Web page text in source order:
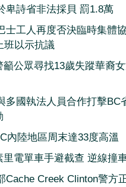
卑詩省非法採貝 罰1.8萬
士工人再度否決臨時集體
班以示抗議
籲公眾尋找13歲失蹤華裔
多國執法人員合作打擊BC
內陸地區周末達33度高溫
里電單車手避截查 逆線撞
Cache Creek Clinton警方